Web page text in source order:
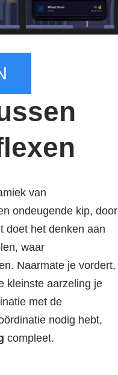
van
ondeugende kip, door
doet het denken aan
waar
Naarmate je vordert,
kleinste aarzeling je
met de
nodig hebt,
compleet.